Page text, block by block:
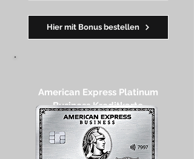
━━━━━━━
Hier mit Bonus bestellen
American Express Platinum
Business Kreditkarte​